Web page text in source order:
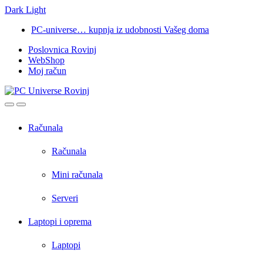
Dark Light
navigation
content
PC-universe… kupnja iz udobnosti Vašeg doma
Poslovnica Rovinj
WebShop
Moj račun
OpenClose
Računala
Računala
Mini računala
Serveri
Laptopi i oprema
Laptopi